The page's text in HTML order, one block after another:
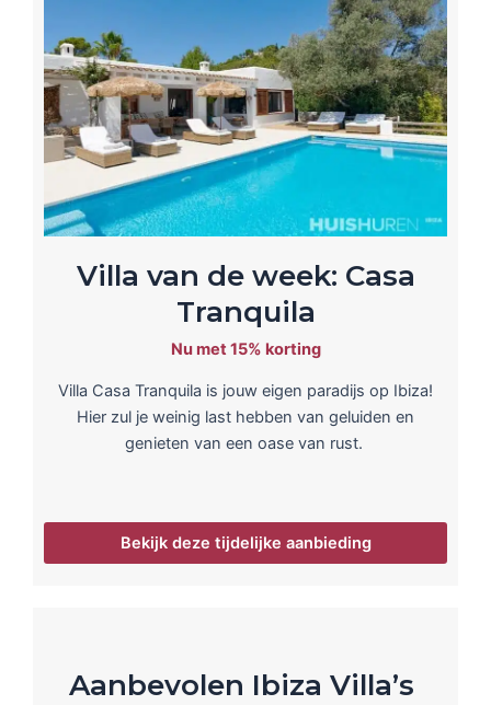
Villa van de week: Casa
Tranquila
Nu met 15% korting
Villa Casa Tranquila is jouw eigen paradijs op Ibiza!
Hier zul je weinig last hebben van geluiden en
genieten van een oase van rust.
Bekijk deze tijdelijke aanbieding
Aanbevolen Ibiza Villa’s